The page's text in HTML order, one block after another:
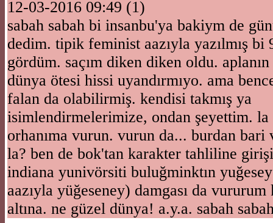
12-03-2016 09:49 (1)
sabah sabah bi insanbu'ya bakiym de
dedim. tipik feminist aazıyla yazılmış bi
gördüm. saçım diken diken oldu.
dünya ötesi hissi uyandırmıyo. ama
falan da olabilirmiş. kendisi takmış ya
isimlendirmelerimize, ondan şeyettim.
orhanıma vurun. vurun da... burdan bari
la? ben de bok'tan karakter tahliline
indiana yunivörsiti buluğminktın
aazıyla yüğeseney) damgası da
altına. ne güzel dünya! a.y.a. sabah